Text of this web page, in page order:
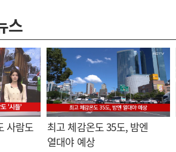
스
사람도
최고 체감온도 35도, 밤엔
열대야 예상